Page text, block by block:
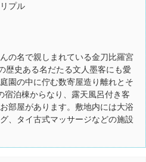
プル
の名で親しまれている金刀比羅宮
歴史ある名だたる文人墨客にも愛
園の中に佇む数寄屋造り離れとそ
宿泊棟からなり、露天風呂付き客
部屋があります。敷地内には大浴
、タイ古式マッサージなどの施設